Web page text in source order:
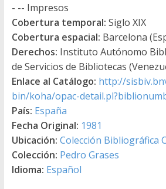
- -- Impresos
Cobertura temporal: Siglo XIX
Cobertura espacial: Barcelona
Derechos: Instituto Autónomo
de Servicios de Bibliotecas
Enlace al Catálogo: http://
bin/koha/opac-
País: España
Fecha Original: 1981
Ubicación: Colección Bibliográfica
Colección: Pedro Grases
Idioma: Español